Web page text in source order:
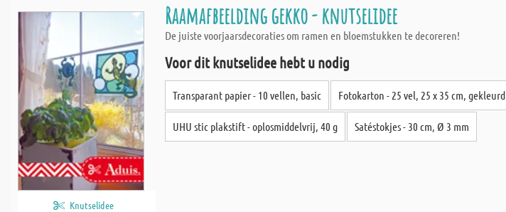
Knutselidee
Raamafbeelding gekko - knutselidee
De juiste voorjaarsdecoraties om ramen en bloemstukken te decoreren!
Voor dit knutselidee hebt u nodig
Transparant papier - 10 vellen, basic Fotokarton - 25 vel, 25 x 35 cm, gekleurd
UHU stic plakstift - oplosmiddelvrij, 40 g Satéstokjes - 30 cm, Ø 3 mm